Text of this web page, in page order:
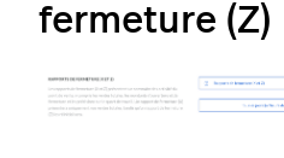
fermeture (Z)